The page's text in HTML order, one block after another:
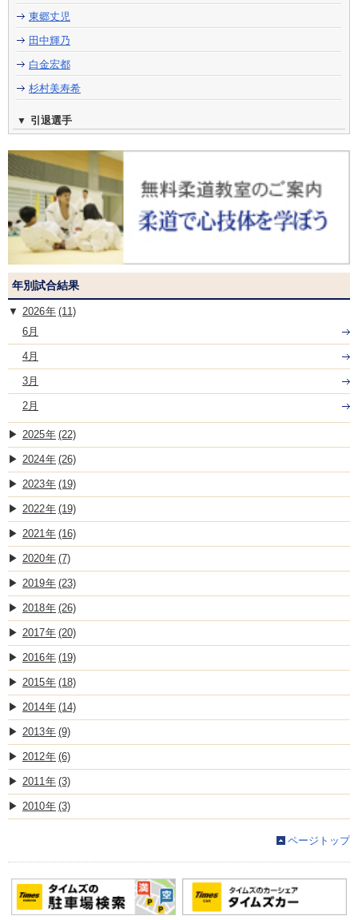
東郷丈児
田中輝乃
白金宏都
杉村美寿希
引退選手
年別試合結果
2026
(11)
6月
4月
3月
2月
2025 (22)
2024 (26)
2023 (19)
2022 (19)
2021 (16)
2020 (7)
2019 (23)
2018 (26)
2017 (20)
2016 (19)
2015 (18)
2014 (14)
2013 (9)
2012 (6)
2011 (3)
2010 (3)
ページトップ